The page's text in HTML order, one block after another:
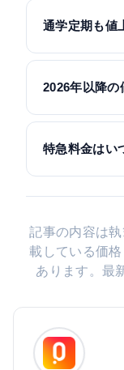
通学定期も値
2026年以降の
特急料金はい
記事の内容は
載している価
あります。最